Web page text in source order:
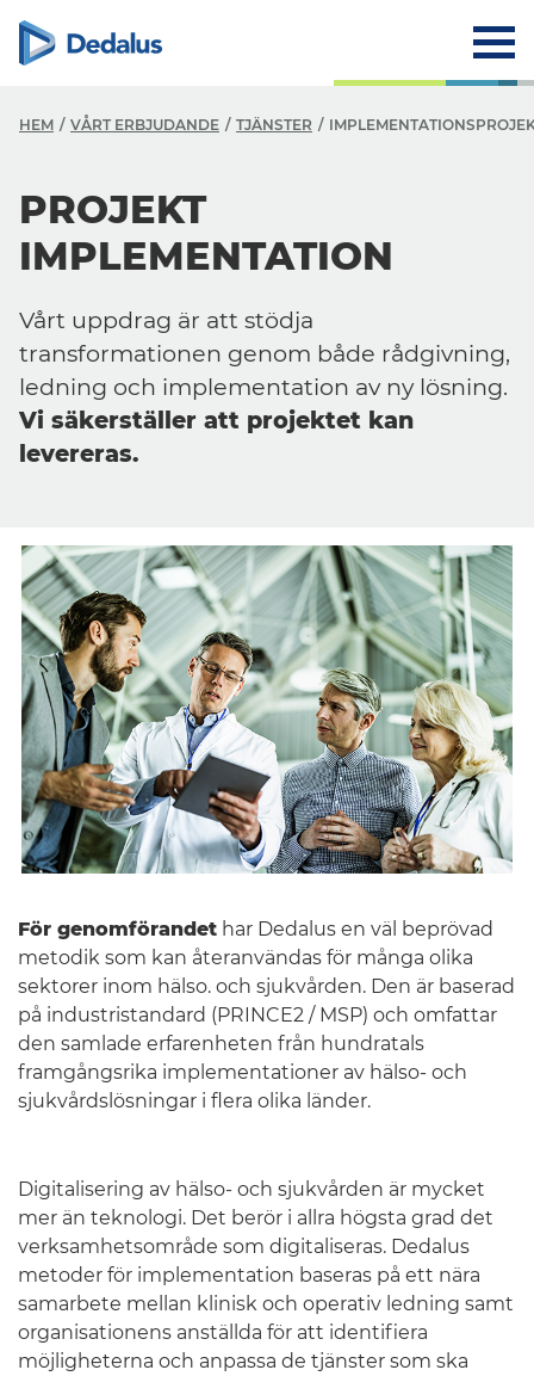
Sverige
HEM VÅRT ERBJUDANDE TJÄNSTER
PROJEKT
IMPLEMENTATION
Vårt uppdrag är att stödja
transformationen genom både rådgivning,
ledning och implementation av ny lösning.
Vi säkerställer att projektet kan
levereras.
För genomförandet har Dedalus en väl beprövad
metodik som kan återanvändas för många olika
sektorer inom hälso. och sjukvården. Den är baserad
på industristandard (PRINCE2 / MSP) och omfattar
den samlade erfarenheten från hundratals
framgångsrika implementationer av hälso- och
sjukvårdslösningar i flera olika länder.
Digitalisering av hälso- och sjukvården är mycket
mer än teknologi. Det berör i allra högsta grad det
verksamhetsområde som digitaliseras. Dedalus
metoder för implementation baseras på ett nära
samarbete mellan klinisk och operativ ledning samt
organisationens anställda för att identifiera
möjligheterna och anpassa de tjänster som ska